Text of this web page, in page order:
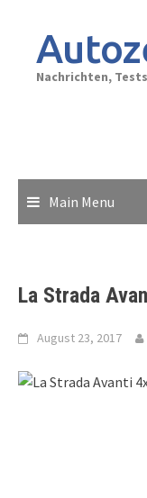
content
Nachrichten,
Main Menu
La Strada
August 23, 2017